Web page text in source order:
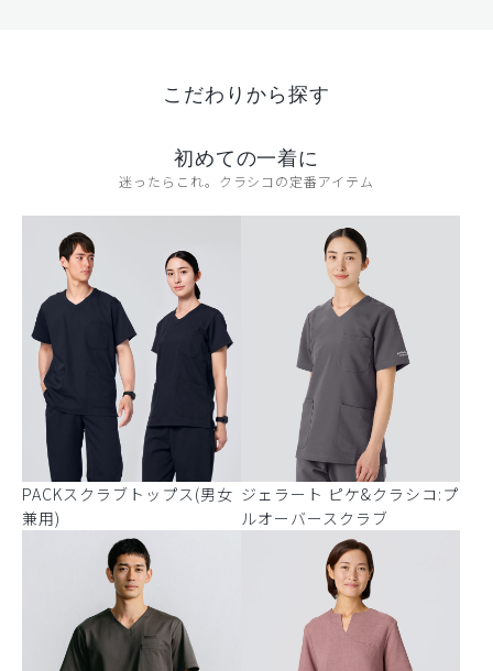
こだわりから探す
初めての一着に
迷ったらこれ。クラシコの定番アイテム
PACKスクラブトップス(男女
兼用)
ジェラート ピケ&クラシコ:プ
ルオーバースクラブ